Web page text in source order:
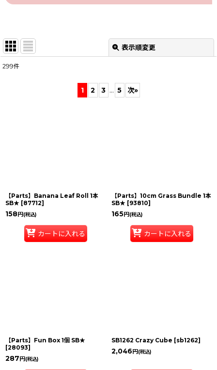
表示順変更
299件
1 2 3 ... 5 次»
【Parts】Banana Leaf Roll 1本
SB★ [87712]
158円(税込)
カートに入れる
【Parts】10cm Grass Bundle 1本
SB★ [93810]
165円(税込)
カートに入れる
【Parts】Fun Box 1個 SB★
[28093]
287円(税込)
SB1262 Crazy Cube [sb1262]
2,046円(税込)